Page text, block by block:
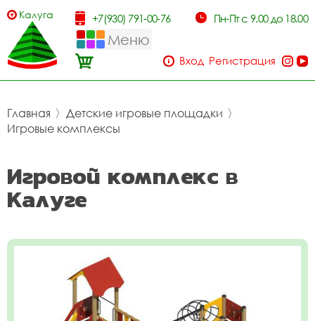
Калуга +7(930) 791-00-76 Пн-Пт с 9.00 до 18.00
Меню
Вход Регистрация
Главная 〉 Детские игровые площадки 〉
Игровые комплексы
Игровой комплекс в
Калуге